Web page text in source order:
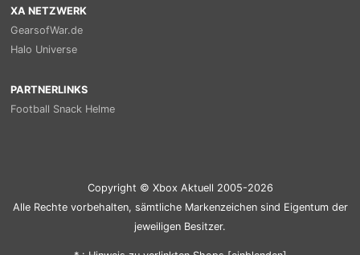
XA NETZWERK
GearsofWar.de
Halo Universe
PARTNERLINKS
Football Snack Helme
Copyright © Xbox Aktuell 2005-2026
Alle Rechte vorbehalten, sämtliche Markenzeichen sind Eigentum der
jeweiligen Besitzer.